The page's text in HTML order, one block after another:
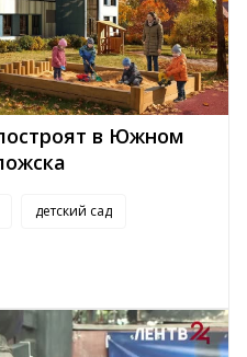
в Южном
детский сад